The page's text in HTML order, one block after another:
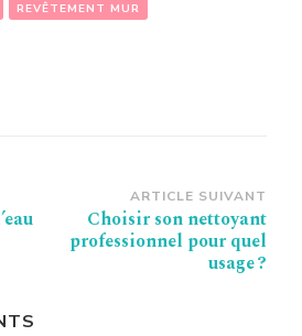
REVÊTEMENT MUR
ARTICLE SUIVANT
Choisir son nettoyant
professionnel pour quel
usage ?